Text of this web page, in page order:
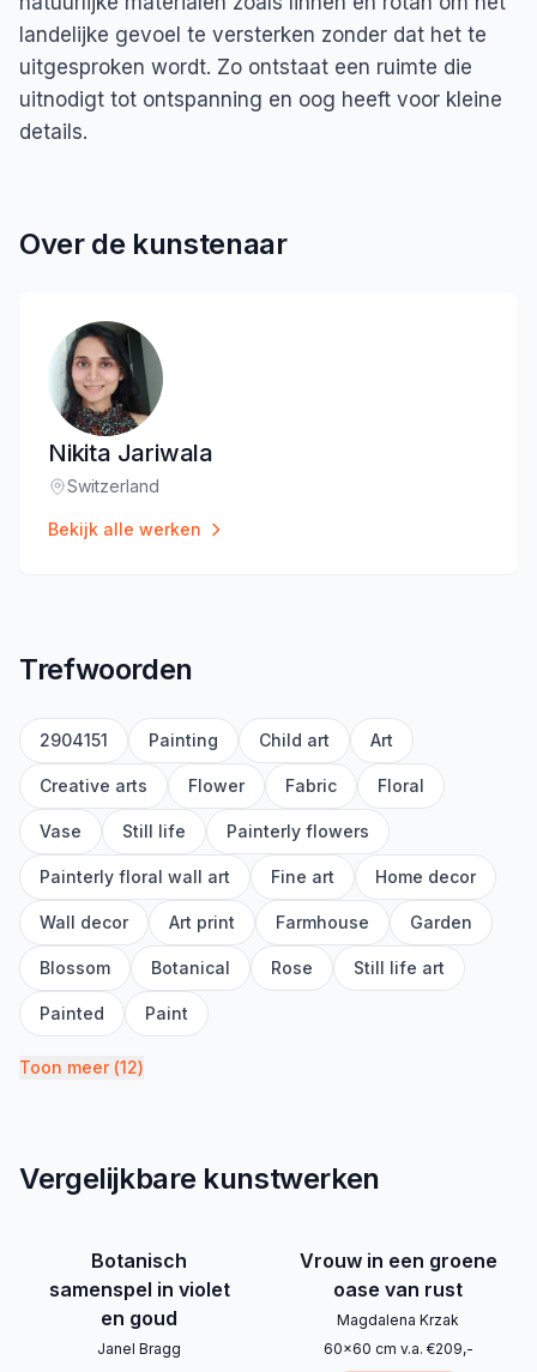
landelijke gevoel te versterken zonder dat het te
uitgesproken wordt. Zo ontstaat een ruimte die
uitnodigt tot ontspanning en oog heeft voor kleine
details.
Over de kunstenaar
Nikita Jariwala
Locatie:
Switzerland
Bekijk alle werken
Trefwoorden
2904151 Painting Child art Art
Creative arts Flower Fabric Floral
Vase Still life Painterly flowers
Painterly floral wall art Fine art Home decor
Wall decor Art print Farmhouse Garden
Blossom Botanical Rose Still life art
Painted Paint
Toon meer(12)
Vergelijkbare kunstwerken
Botanisch
samenspel in violet
en goud
Janel Bragg
Vrouw in een groene
oase van rust
Magdalena Krzak
60x60 cm v.a. €209,-